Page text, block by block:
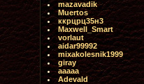
mazavadik
Muertos
ккрцрц35н3
Maxwell_Smart
vorlaut
aidar99992
mixakolesnik1999
giray
ааааа
Adevald